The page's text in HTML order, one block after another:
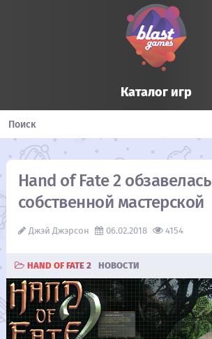
Каталог игр
Hand of Fate 2 обзавелась
собственной мастерской
Джэй Джэрсон 06.02.2018 4154
HAND OF FATE 2 НОВОСТИ